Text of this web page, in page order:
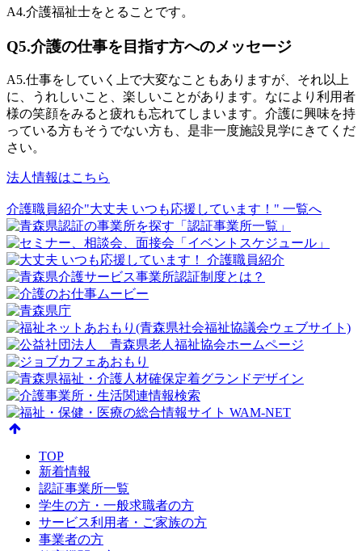
A4.介護福祉士をとることです。
Q5.介護の仕事を目指す方へのメッセージ
A5.仕事をしていく上で大変なこともありますが、それ以上
に、うれしいこと、楽しいことがあります。なにより利用者
様の笑顔をみると疲れも忘れてしまいます。介護に興味を持
っている方もそうでない方も、是非一度施設見学にきてくだ
さい。
法人情報はこちら
介護職員紹介"大丈夫 いつも応援しています！" 一覧へ
TOP
新着情報
認証事業所一覧
学生の方・一般求職者の方
サービス利用者・ご家族の方
事業者の方